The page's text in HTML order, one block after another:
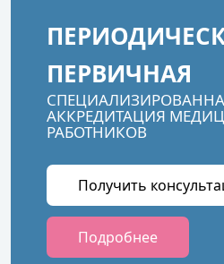
ПЕРВИЧНАЯ
АККРЕДИТАЦИЯ
РАБОТНИКОВ
Получить
Подробнее